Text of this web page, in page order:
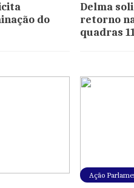
do
Delma
retorno
quadras
Ação